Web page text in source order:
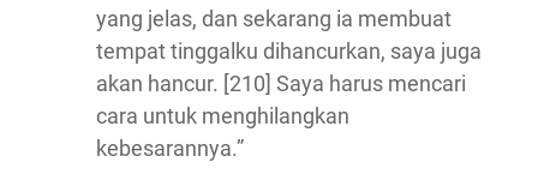
yang jelas, dan sekarang ia membuat
tempat tinggalku dihancurkan, saya juga
akan hancur. [210] Saya harus mencari
cara untuk menghilangkan
kebesarannya.”